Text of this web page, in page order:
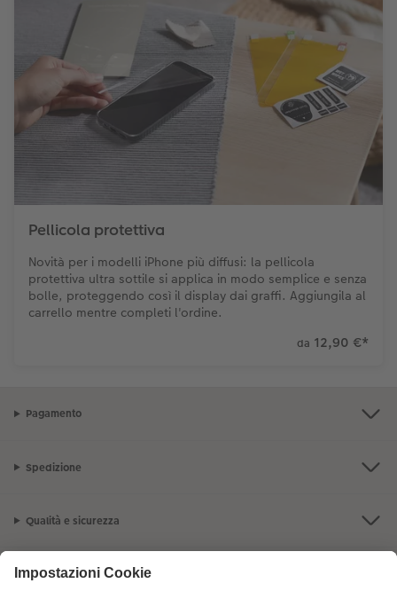
Pellicola protettiva
Novità per i modelli iPhone più diffusi: la pellicola
protettiva ultra sottile si applica in modo semplice e senza
bolle, proteggendo così il display dai graffi. Aggiungila al
carrello mentre completi l'ordine.
da 12,90 €*
Pagamento
Spedizione
Qualità e sicurezza
Servizio clienti